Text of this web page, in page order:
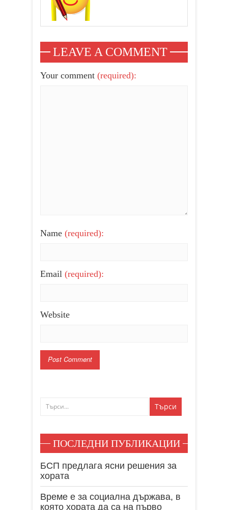
LEAVE A COMMENT
Your comment (required):
Name (required):
Email (required):
Website
ПОСЛЕДНИ ПУБЛИКАЦИИ
БСП предлага ясни решения за
хората
Време е за социална държава, в
която хората да са на първо